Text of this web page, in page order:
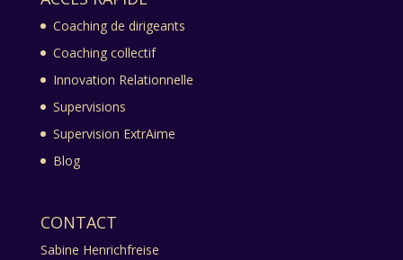
Coaching de dirigeants
Coaching collectif
Innovation Relationnelle
Supervisions
Supervision ExtrAime
Blog
CONTACT
Sabine Henrichfreise